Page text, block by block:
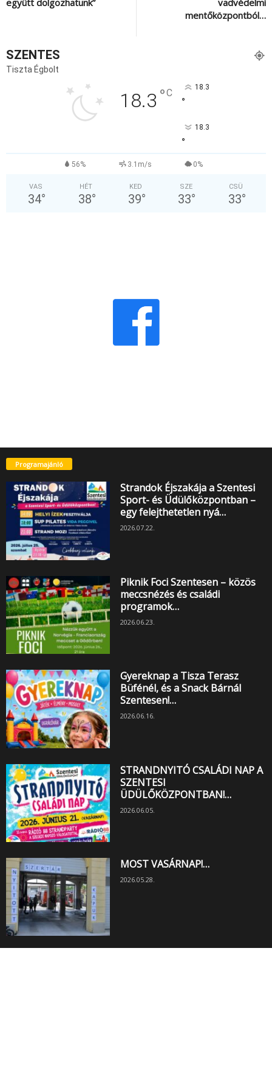
együtt dolgozhatunk”
vadvédelmi
mentőközpontból…
SZENTES
Tiszta Égbolt
18.3 °C 18.3
°
18.3
°
56% 3.1m/s 0%
VAS
34°
HÉT
38°
KED
39°
SZE
33°
CSÜ
33°
Programajánló
Strandok Éjszakája a Szentesi
Sport- és Üdülőközpontban –
egy felejthetetlen nyá…
2026.07.22.
Piknik Foci Szentesen – közös
meccsnézés és családi
programok…
2026.06.23.
Gyereknap a Tisza Terasz
Büfénél, és a Snack Bárnál
Szentesen!…
2026.06.16.
STRANDNYITÓ CSALÁDI NAP A
SZENTESI
ÜDÜLŐKÖZPONTBAN!…
2026.06.05.
MOST VASÁRNAP!…
2026.05.28.